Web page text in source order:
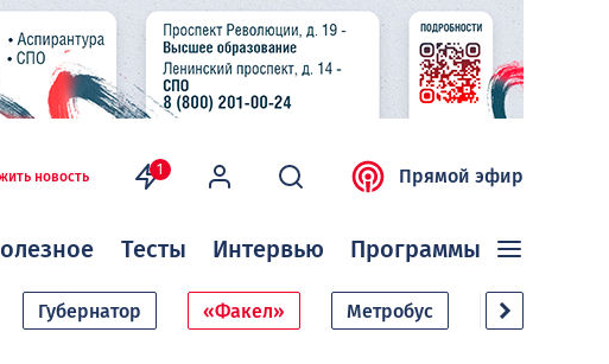
новость 1 Прямой эфир
Тесты Интервью Программы
Губернатор «Факел» Метробус Дачный